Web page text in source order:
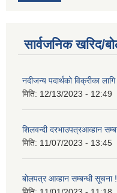
सार्वजनिक खरिद/
नदीजन्य पदार्थको विक्रीका
मिति: 12/13/2023 - 12:49
शिलवन्दी दरभाउपत्रआव्हान
मिति: 11/07/2023 - 13:45
बोलपत्र आव्हान सम्बन्धी सूचना